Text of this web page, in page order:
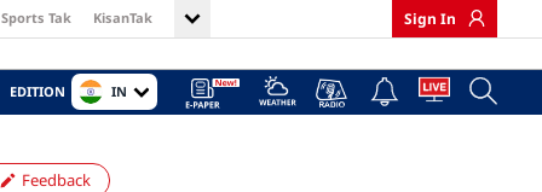
Sports Tak KisanTak Sign In
EDITION IN
Feedback